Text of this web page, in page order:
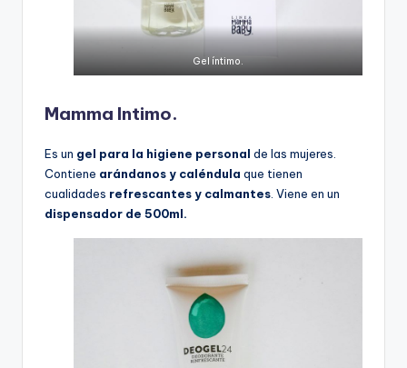
Gel íntimo.
Mamma Intimo.
Es un gel para la higiene personal de las mujeres.
Contiene arándanos y caléndula que tienen
cualidades refrescantes y calmantes . Viene en un
dispensador de 500ml.